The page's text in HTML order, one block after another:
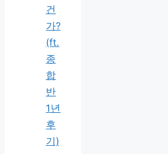
건
가?
(ft.
종
합
반
1년
후
기)